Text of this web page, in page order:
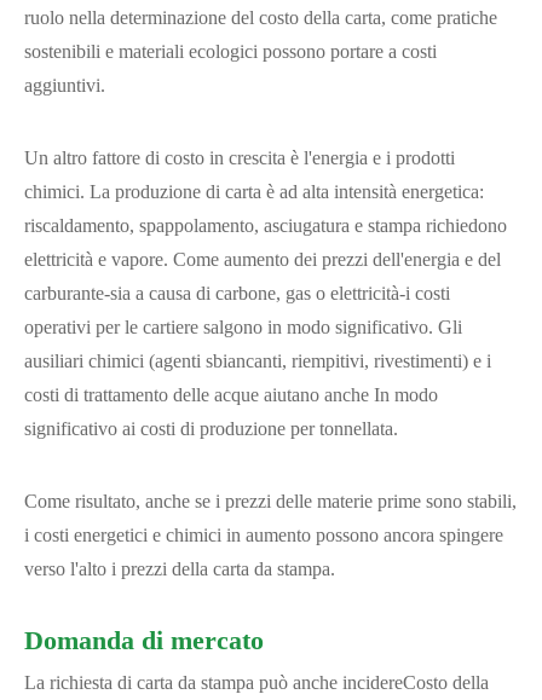
ruolo nella determinazione del costo della carta, come pratiche
sostenibili e materiali ecologici possono portare a costi
aggiuntivi.
Un altro fattore di costo in crescita è l'energia e i prodotti
chimici. La produzione di carta è ad alta intensità energetica:
riscaldamento, spappolamento, asciugatura e stampa richiedono
elettricità e vapore. Come aumento dei prezzi dell'energia e del
carburante-sia a causa di carbone, gas o elettricità-i costi
operativi per le cartiere salgono in modo significativo. Gli
ausiliari chimici (agenti sbiancanti, riempitivi, rivestimenti) e i
costi di trattamento delle acque aiutano anche In modo
significativo ai costi di produzione per tonnellata.
Come risultato, anche se i prezzi delle materie prime sono stabili,
i costi energetici e chimici in aumento possono ancora spingere
verso l'alto i prezzi della carta da stampa.
Domanda di mercato
La richiesta di carta da stampa può anche incidereCosto della